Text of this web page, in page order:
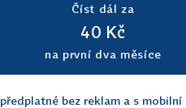
Číst dál za
40 Kč
na první dva měsíce
předplatné bez reklam a s